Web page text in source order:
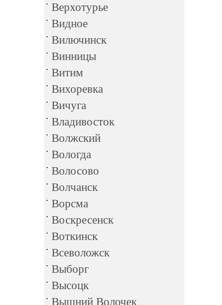
Верхотурье
Видное
Вилючинск
Винницы
Витим
Вихоревка
Вичуга
Владивосток
Волжский
Вологда
Волосово
Волчанск
Ворсма
Воскресенск
Воткинск
Всеволожск
Выборг
Высоцк
Вышний Волочек